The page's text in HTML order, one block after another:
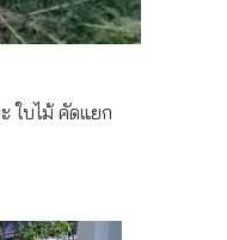
ใบไม้ คัดแยก